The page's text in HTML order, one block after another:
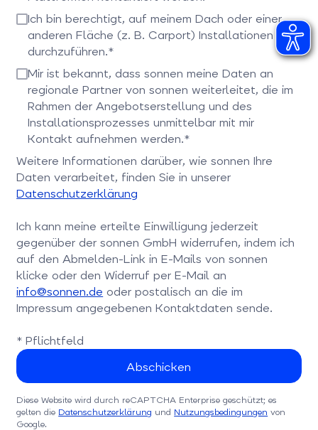
Bitte bestätigen Sie dieses Feld
Ich bin berechtigt, auf meinem Dach oder einer
anderen Fläche (z. B. Carport) Installationen
durchzuführen.*
Bitte bestätigen Sie dieses Feld
Mir ist bekannt, dass sonnen meine Daten an
regionale Partner von sonnen weiterleitet, die im
Rahmen der Angebotserstellung und des
Installationsprozesses unmittelbar mit mir
Kontakt aufnehmen werden.*
Bitte bestätigen Sie dieses Feld
Weitere Informationen darüber, wie sonnen Ihre
Daten verarbeitet, finden Sie in unserer
Datenschutzerklärung
Ich kann meine erteilte Einwilligung jederzeit
gegenüber der sonnen GmbH widerrufen, indem ich
auf den Abmelden-Link in E-Mails von sonnen
klicke oder den Widerruf per E-Mail an
info@sonnen.de oder postalisch an die im
Impressum angegebenen Kontaktdaten sende.
* Pflichtfeld
Diese Website wird durch reCAPTCHA Enterprise geschützt; es
gelten die Datenschutzerklärung und Nutzungsbedingungen von
Google.